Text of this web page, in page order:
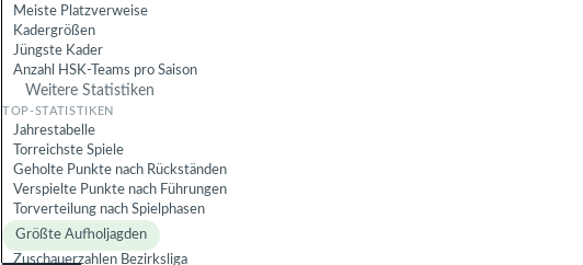
Meiste Platzverweise
Kadergrößen
Jüngste Kader
Anzahl HSK-Teams pro Saison
Weitere Statistiken
Jahrestabelle
Torreichste Spiele
Geholte Punkte nach Rückständen
Verspielte Punkte nach Führungen
Torverteilung nach Spielphasen
Größte Aufholjagden
Zuschauerzahlen Bezirksliga